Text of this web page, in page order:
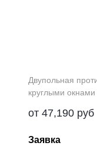
Двупольная
круглыми
от 47,190 руб
Заявка